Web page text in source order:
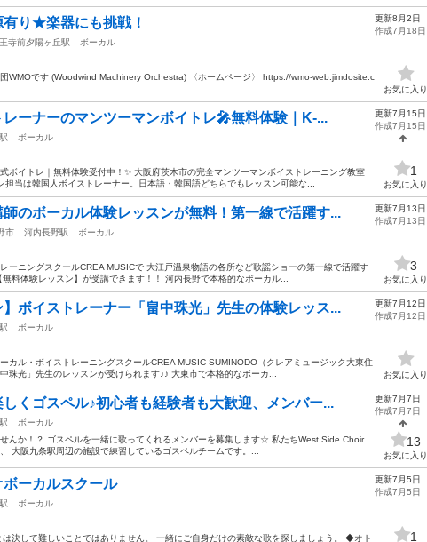
り★楽器にも挑戦！
寺前夕陽ヶ丘駅
ボーカル
WMOです (Woodwind Machinery Orchestra) 〈ホームページ〉 https://wmo-web.jimdosite.c
更新8月2日
作成7月18日
お気に入り
レーナーのマンツーマンボイトレ🎤無料体験｜K-...
ボーカル
ボイトレ｜無料体験受付中！✨ 大阪府茨木市の完全マンツーマンボイストレーニング教室
担当は韓国人ボイストレーナー。日本語・韓国語どちらでもレッスン可能な...
更新7月15日
作成7月15日
1
お気に入り
のボーカル体験レッスンが無料！第一線で活躍す...
市 河内長野駅
ボーカル
ーニングスクールCREA MUSICで 大江戸温泉物語の各所など歌謡ショーの第一線で活躍す
料体験レッスン】が受講できます！！ 河内長野で本格的なボーカル...
更新7月13日
作成7月13日
3
お気に入り
】ボイストレーナー「畠中珠光」先生の体験レッス...
ボーカル
カル・ボイストレーニングスクールCREA MUSIC SUMINODO（クレアミュージック大東住
珠光」先生のレッスンが受けられます♪♪ 大東市で本格的なボーカ...
更新7月12日
作成7月12日
お気に入り
しくゴスペル♪初心者も経験者も大歓迎、メンバー...
ボーカル
んか！？ ゴスペルを一緒に歌ってくれるメンバーを募集します☆ 私たちWest Side Choir
大阪九条駅周辺の施設で練習しているゴスペルチームです。...
更新7月7日
作成7月7日
13
お気に入り
ーカルスクール
ボーカル
は決して難しいことではありません。 一緒にご自身だけの素敵な歌を探しましょう。 ◆オト
更新7月5日
作成7月5日
1